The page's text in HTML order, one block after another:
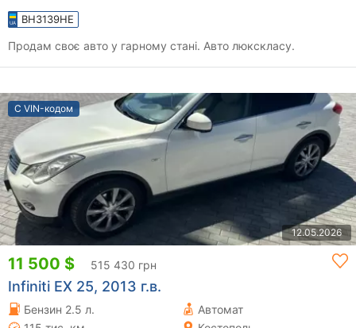
BH3139HE
Продам своє авто у гарному стані. Авто люкскласу.
С VIN-кодом
12.05.2026
11 500 $ 515 430 грн
Infiniti EX 25, 2013 г.в.
Бензин 2.5 л.
Автомат